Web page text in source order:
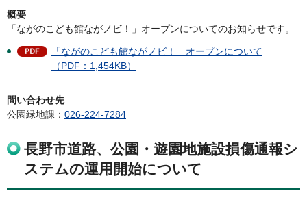
概要
「ながのこども館ながノビ！」オープンについてのお知らせです。
「ながのこども館ながノビ！」オープンについて
（PDF：1,454KB）
問い合わせ先
公園緑地課： 026-224-7284
長野市道路、公園・遊園地施設損傷通報シ
ステムの運用開始について